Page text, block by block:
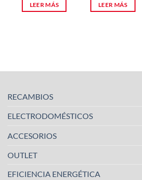
LEER MÁS LEER MÁS
RECAMBIOS
ELECTRODOMÉSTICOS
ACCESORIOS
OUTLET
EFICIENCIA ENERGÉTICA